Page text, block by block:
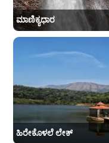
ಮಾಣಿಕ್ಯಧಾರ
ಹಿರೇಕೊಳಲೆ ಲೇಕ್